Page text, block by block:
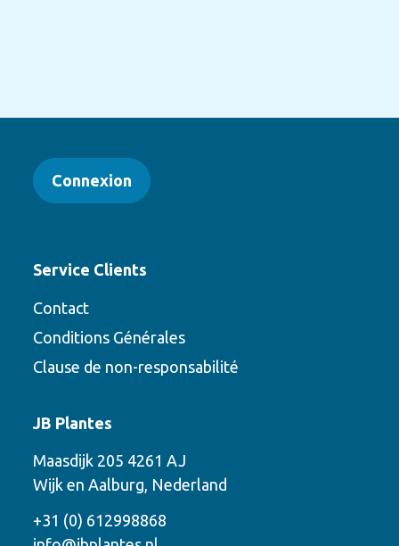
options suivantes
Connexion
Service Clients
Contact
Conditions Générales
Clause de non-responsabilité
JB Plantes
Maasdijk 205 4261 AJ
Wijk en Aalburg, Nederland
+31 (0) 612998868